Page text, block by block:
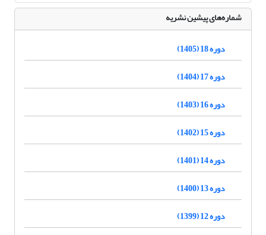
شماره‌های پیشین نشریه
دوره 18 (1405)
دوره 17 (1404)
دوره 16 (1403)
دوره 15 (1402)
دوره 14 (1401)
دوره 13 (1400)
دوره 12 (1399)